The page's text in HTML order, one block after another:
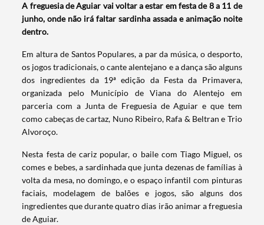
A freguesia de Aguiar vai voltar a estar em festa de 8 a 11 de
junho, onde não irá faltar sardinha assada e animação noite
dentro.
Em altura de Santos Populares, a par da música, o desporto,
os jogos tradicionais, o cante alentejano e a dança são alguns
dos ingredientes da 19ª edição da Festa da Primavera,
organizada pelo Município de Viana do Alentejo em
parceria com a Junta de Freguesia de Aguiar e que tem
como cabeças de cartaz, Nuno Ribeiro, Rafa & Beltran e Trio
Alvoroço.
Nesta festa de cariz popular, o baile com Tiago Miguel, os
comes e bebes, a sardinhada que junta dezenas de famílias à
volta da mesa, no domingo, e o espaço infantil com pinturas
faciais, modelagem de balões e jogos, são alguns dos
ingredientes que durante quatro dias irão animar a freguesia
de Aguiar.